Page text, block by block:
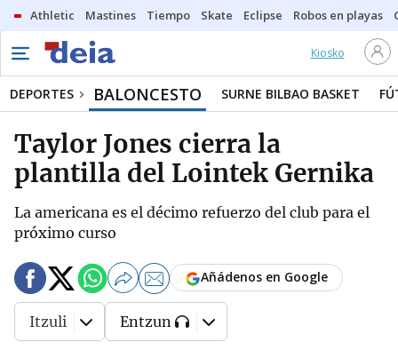
Athletic Mastines Tiempo Skate Eclipse Robos en playas
Kiosko
DEPORTES BALONCESTO SURNE BILBAO BASKET
Taylor Jones cierra la
plantilla del Lointek Gernika
La americana es el décimo refuerzo del club para el
próximo curso
Añádenos en Google
Itzuli Entzun